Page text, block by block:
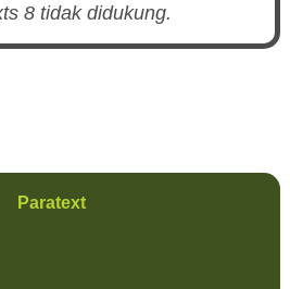
8 tidak didukung.
Paratext